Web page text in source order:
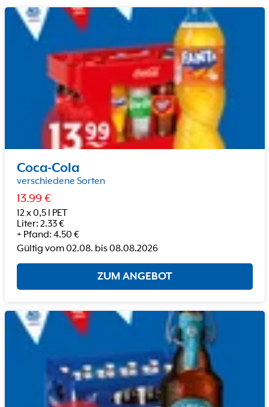
Coca-Cola
verschiedene Sorten
13.99 €
12 x 0,5 l PET
Liter: 2.33€
+ Pfand: 4.50 €
Gültig vom02.08. bis08.08.2026
ZUM ANGEBOT